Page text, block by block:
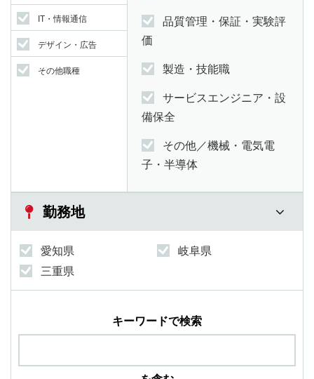
IT・情報通信
デザイン・広告
その他職種
品質管理・保証・実験評
価
製造・技能職
サービスエンジニア・設
備保全
その他／機械・電気電
子・半導体
勤務地
愛知県
岐阜県
三重県
キーワードで検索